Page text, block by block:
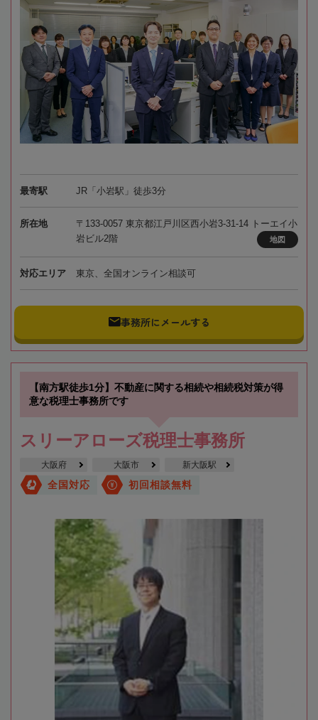
最寄駅 JR「小岩駅」徒歩3分
所在地
〒133-0057 東京都江戸川区西小岩3-31-14 トーエイ小
岩ビル2階
地図
対応エリア 東京、全国オンライン相談可
事務所にメールする
【南方駅徒歩1分】不動産に関する相続や相続税対策が得
意な税理士事務所です
スリーアローズ税理士事務所
大阪府 大阪市 新大阪駅
全国対応 初回相談無料